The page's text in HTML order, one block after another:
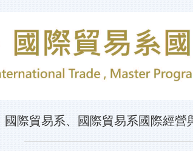
國際貿易系、國際貿易系國際經營